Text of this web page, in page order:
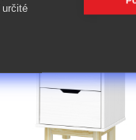
určité